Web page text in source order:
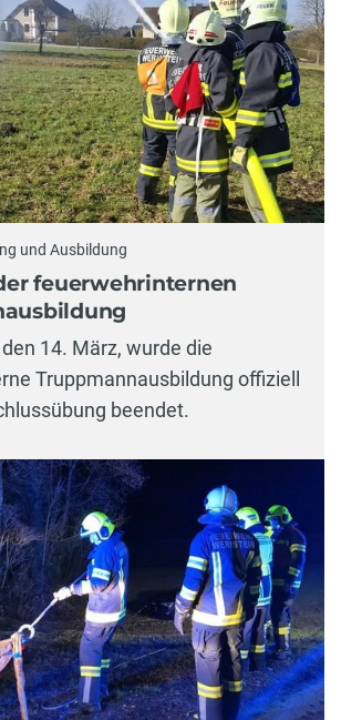
und Ausbildung
feuerwehrinternen
14. März, wurde die
Truppmannausbildung offiziell
beendet.